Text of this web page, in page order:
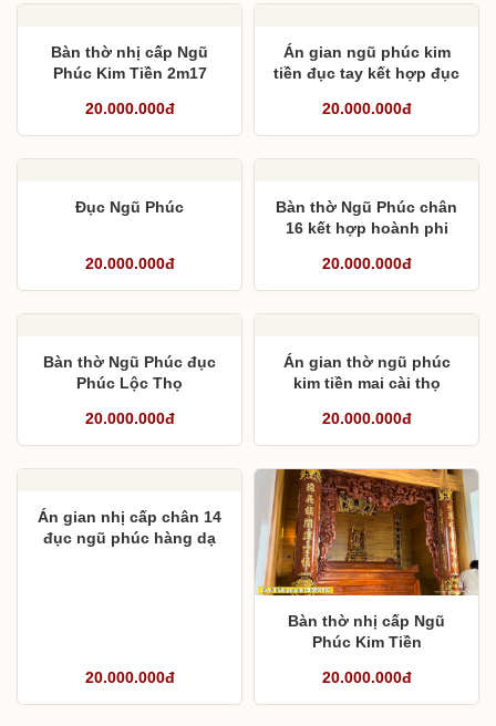
Bàn thờ nhị cấp Ngũ
Phúc Kim Tiền 2m17
20.000.000đ
Án gian ngũ phúc kim
tiền đục tay kết hợp đục
20.000.000đ
Đục Ngũ Phúc
20.000.000đ
Bàn thờ Ngũ Phúc chân
16 kết hợp hoành phi
20.000.000đ
Bàn thờ Ngũ Phúc đục
Phúc Lộc Thọ
20.000.000đ
Án gian thờ ngũ phúc
kim tiền mai cài thọ
20.000.000đ
Án gian nhị cấp chân 14
đục ngũ phúc hàng dạ
20.000.000đ
Bàn thờ nhị cấp Ngũ
Phúc Kim Tiền
20.000.000đ